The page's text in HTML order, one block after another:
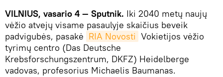
VILNIUS, vasario 4 — Sputnik. Iki 2040 metų naujų
vėžio atvejų visame pasaulyje skaičius beveik
padvigubės, pasakė RIA Novosti Vokietijos vėžio
tyrimų centro (Das Deutsche
Krebsforschungszentrum, DKFZ) Heidelberge
vadovas, profesorius Michaelis Baumanas.